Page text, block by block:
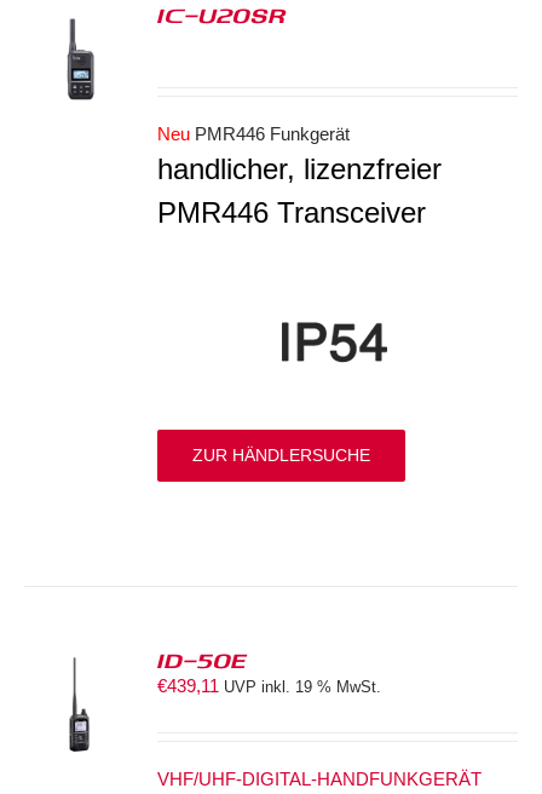
IC-U20SR
Neu PMR446 Funkgerät
handlicher, lizenzfreier
PMR446 Transceiver
ZUR HÄNDLERSUCHE
ID-50E
€439,11 UVP inkl. 19 % MwSt.
VHF/UHF-DIGITAL-HANDFUNKGERÄT